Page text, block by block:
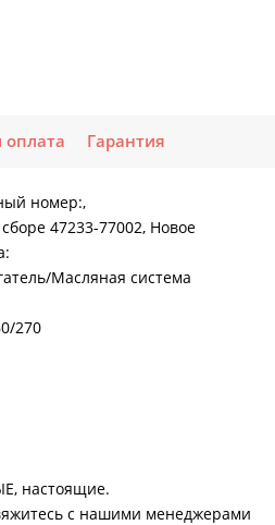
оплата Гарантия
номер:,
47233-77002, Новое
Масляная система
270
настоящие.
с нашими менеджерами